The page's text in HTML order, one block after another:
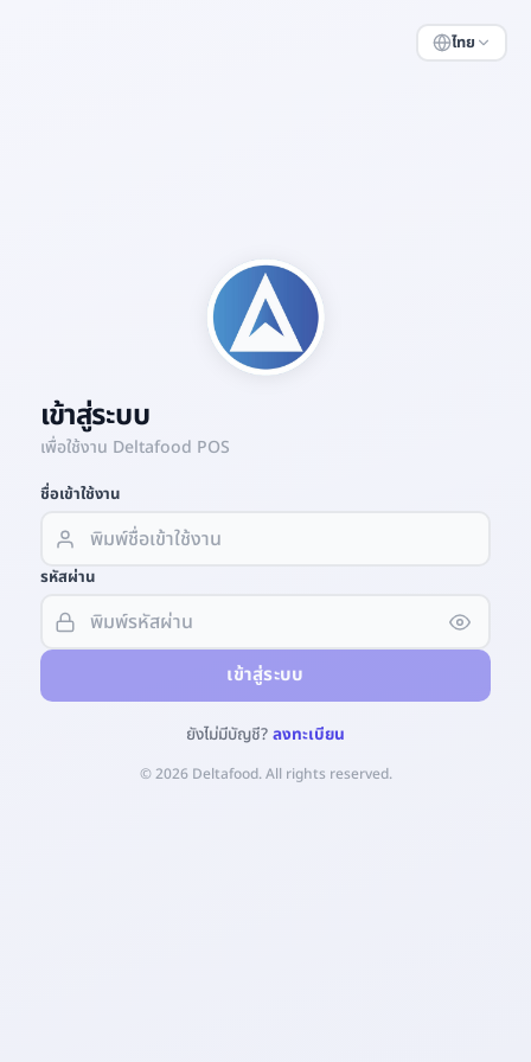
ไทย
เข้าสู่ระบบ
เพื่อใช้งาน Deltafood POS
ชื่อเข้าใช้งาน
รหัสผ่าน
เข้าสู่ระบบ
ยังไม่มีบัญชี? ลงทะเบียน
© 2026 Deltafood. All rights reserved.